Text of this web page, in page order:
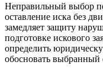
Неправильный выбор
оставление иска без
замедляет защиту
подготовке искового
определить
обосновать выбранный